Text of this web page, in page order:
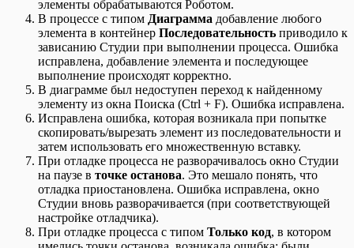
элементы обрабатываются Роботом.
В процессе с типом Диаграмма добавление любого
элемента в контейнер Последовательность приводило к
зависанию Студии при выполнении процесса. Ошибка
исправлена, добавление элемента и последующее
выполнение происходят корректно.
В диаграмме был недоступен переход к найденному
элементу из окна Поиска (Ctrl + F). Ошибка исправлена.
Исправлена ошибка, которая возникала при попытке
cкопировать/вырезать элемент из последовательности и
затем использовать его множественную вставку.
При отладке процесса не разворачивалось окно Студии
на паузе в точке останова. Это мешало понять, что
отладка приостановлена. Ошибка исправлена, окно
Студии вновь разворачивается (при соответствующей
настройке отладчика).
При отладке процесса с типом Только код, в котором